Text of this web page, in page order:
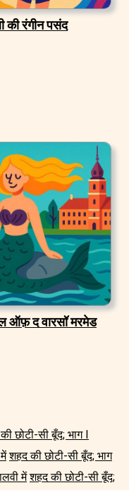
की रंगीन पसंद
ऑफ़ द वारसॉ मरमेड
छोटी-सी बूँद; भाग I
शहद की छोटी-सी बूँद; भाग
में शहद की छोटी-सी बूँद;